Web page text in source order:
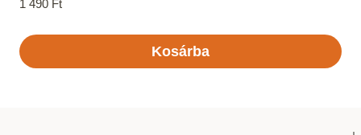
1 490 Ft
Kosárba